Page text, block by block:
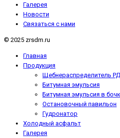
Галерея
Новости
Связаться с нами
© 2025 zrsdm.ru
Главная
Продукция
Щебнераспределитель
Битумная эмульсия
Битумная эмульсия в
Остановочный павильон
Гудронатор
Холодный асфальт
Галерея